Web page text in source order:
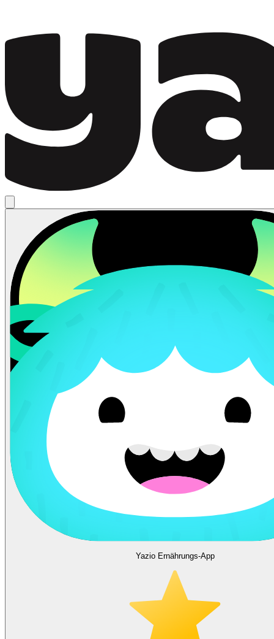
Yazio Ernährungs-App